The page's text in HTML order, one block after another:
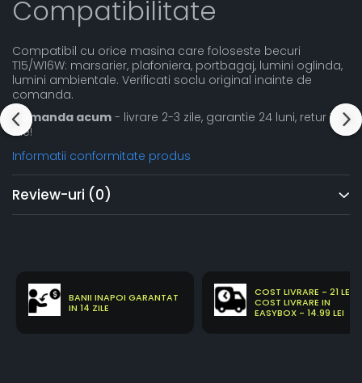
Compatibilitate
Compatibil cu orice masina care foloseste becuri
T15/W16W: marsarier, plafoniera, portbagaj, lumini oglinda,
lumini ambientale. Verificati soclu original inainte de
comanda.
Comanda acum - livrare 2-3 zile, garantie 24 luni, retur 14
zile!
Informatii conformitate produs
Review-uri (0)
BANII INAPOI GARANTAT
IN 14 ZILE
COST LIVRARE - 21 LEI
COST LIVRARE IN
EASYBOX - 14.99 LEI